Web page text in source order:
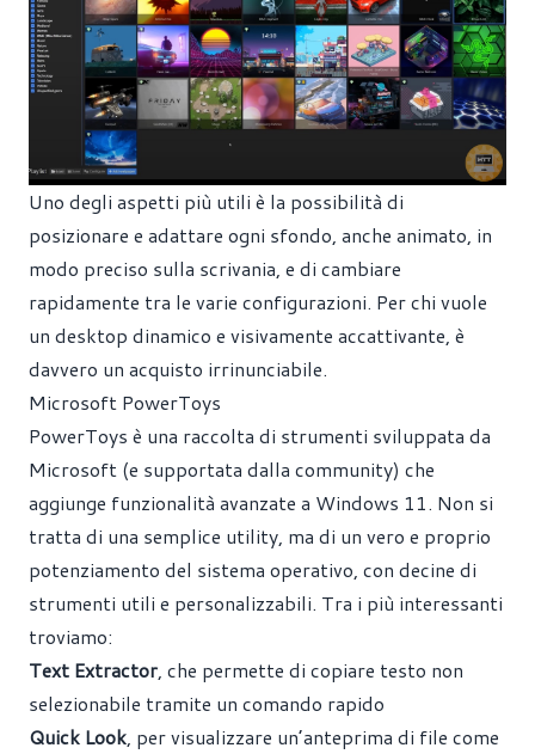
Uno degli aspetti più utili è la possibilità di
posizionare e adattare ogni sfondo, anche animato, in
modo preciso sulla scrivania, e di cambiare
rapidamente tra le varie configurazioni. Per chi vuole
un desktop dinamico e visivamente accattivante, è
davvero un acquisto irrinunciabile.
Microsoft PowerToys
PowerToys è una raccolta di strumenti sviluppata da
Microsoft (e supportata dalla community) che
aggiunge funzionalità avanzate a Windows 11. Non si
tratta di una semplice utility, ma di un vero e proprio
potenziamento del sistema operativo, con decine di
strumenti utili e personalizzabili. Tra i più interessanti
troviamo:
Text Extractor, che permette di copiare testo non
selezionabile tramite un comando rapido
Quick Look, per visualizzare un’anteprima di file come